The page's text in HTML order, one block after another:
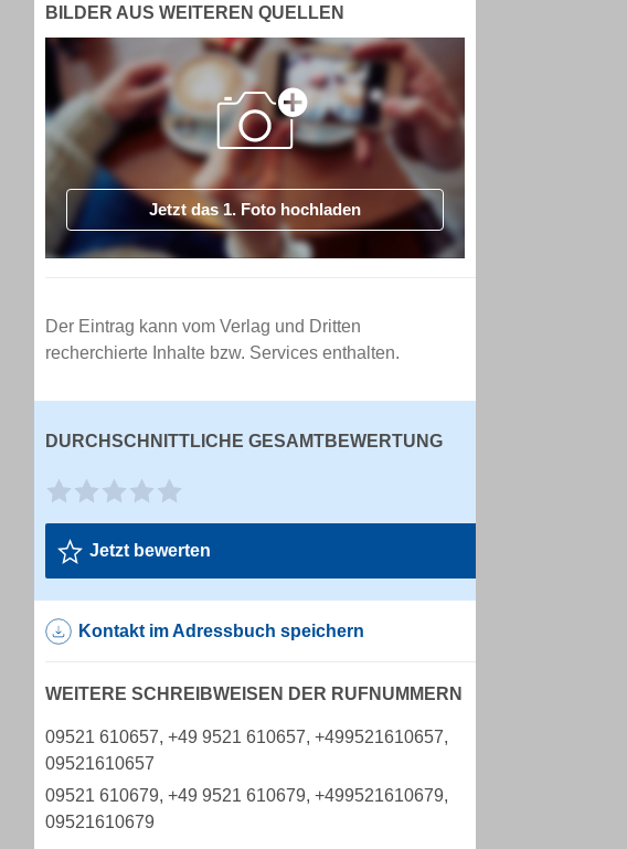
BILDER AUS WEITEREN QUELLEN
Jetzt das 1. Foto hochladen
Der Eintrag kann vom Verlag und Dritten
recherchierte Inhalte bzw. Services enthalten.
DURCHSCHNITTLICHE GESAMTBEWERTUNG
Jetzt bewerten
Kontakt im Adressbuch speichern
WEITERE SCHREIBWEISEN DER RUFNUMMERN
09521 610657, +49 9521 610657, +499521610657,
09521610657
09521 610679, +49 9521 610679, +499521610679,
09521610679